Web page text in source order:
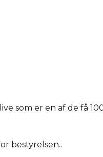
som er en af de få
bestyrelsen..